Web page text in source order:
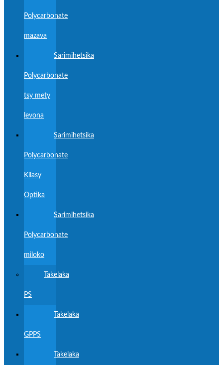
Polycarbonate
mazava
Sarimihetsika
Polycarbonate
tsy mety
levona
Sarimihetsika
Polycarbonate
Kilasy
Optika
Sarimihetsika
Polycarbonate
miloko
Takelaka
PS
Takelaka
GPPS
Takelaka